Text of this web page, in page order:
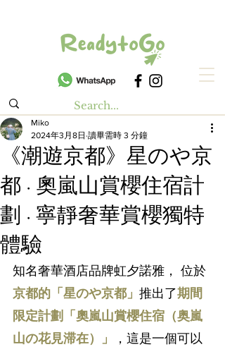
《潮遊京都》星のや京
都 · 奧嵐山賞櫻住宿計
劃 · 寧靜奢華賞櫻獨特
體驗
Miko
2024年3月8日 讀畢需時 3 分鐘
知名奢華酒店品牌虹夕諾雅， 位於
京都的「星のや京都」 推出了期間
限定計劃「奧嵐山賞櫻住宿（奥嵐
山の花見滞在）」
，這是一個可以